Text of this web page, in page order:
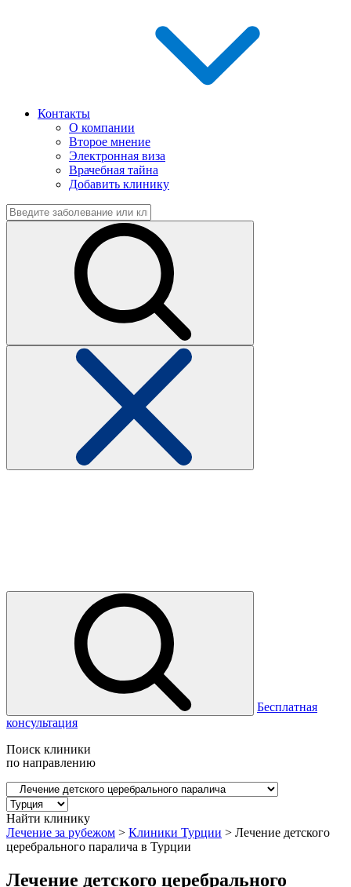
Контакты
О компании
Второе мнение
Электронная виза
Врачебная тайна
Добавить клинику
Бесплатная
консультация
Поиск клиники
по направлению
Найти клинику
Лечение за рубежом > Клиники Турции > Лечение детского
церебрального паралича в Турции
Лечение детского церебрального